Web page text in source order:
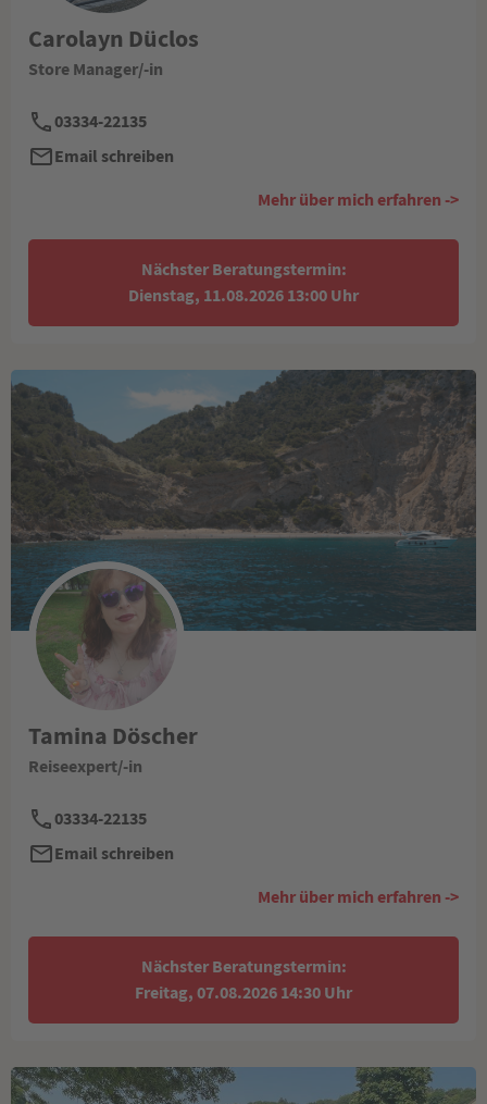
Carolayn Düclos
Store Manager/-in
03334-22135
Email schreiben
Mehr über mich erfahren ->
Nächster Beratungstermin:
Dienstag, 11.08.2026 13:00 Uhr
Tamina Döscher
Reiseexpert/-in
03334-22135
Email schreiben
Mehr über mich erfahren ->
Nächster Beratungstermin:
Freitag, 07.08.2026 14:30 Uhr